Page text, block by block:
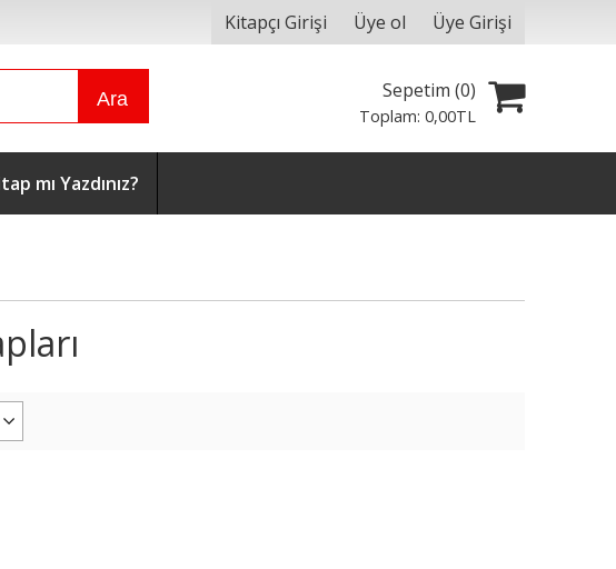
Kitapçı Girişi Üye ol Üye Girişi
Ara Sepetim (0)
Toplam:0,00TL
mı Yazdınız?